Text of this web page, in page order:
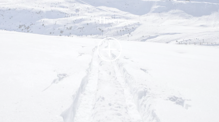
Hiver